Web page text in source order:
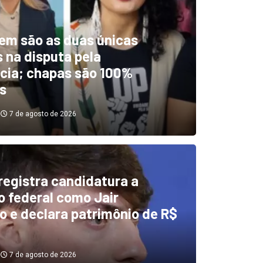
desvios de
emendas Pix
7 de agosto de 2026
são as duas únicas
na disputa pela
chapas são 100%
7 de agosto de 2026
candidatura a
federal como Jair
e declara patrimônio de R$
7 de agosto de 2026